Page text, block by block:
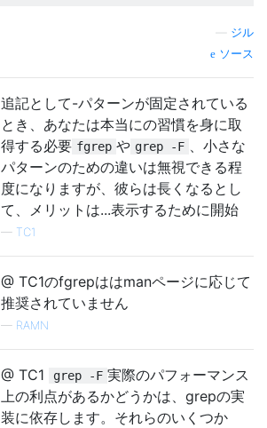
ジル
ソース
追記として-パターンが固定されている
とき、あなたは本当にの習慣を身に取
得する必要 fgrep や grep -F
、小さな
パターンのための違いは無視できる程
度になりますが、彼らは長くなるとし
て、メリットは...表示するために開始
— TC1
@ TC1のfgrepははmanページに応じて
推奨されていません
— RAMN
@ TC1 grep -F 実際のパフォーマンス
上の利点があるかどうかは、grepの実
装に依存します。それらのいくつか